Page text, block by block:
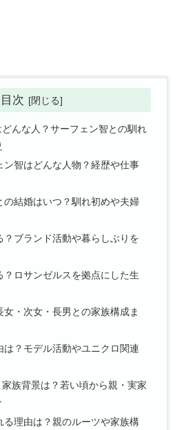
目次
んな人？サーフェン智との馴れ
ン智はどんな人物？経歴や仕事
の結婚はいつ？馴れ初めや夫婦
？ブランド活動や暮らしぶりを
？ロサンゼルスを拠点にした生
女・次女・長男との家族構成ま
は？モデル活動やユニクロ関連
族背景は？若い頃から親・実家
る理由は？親のルーツや家族構